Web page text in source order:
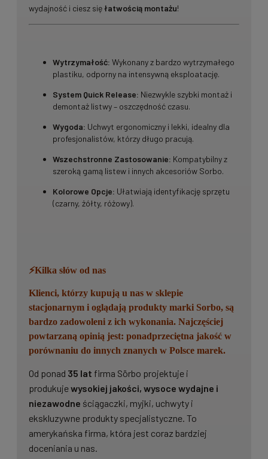
wydajność i ciesz sięłatwością montażu!
Wytrzymałość: Wykonany z bardzo wytrzymałego
plastiku, odporny na intensywną eksploatację.
System Quick Release: Niezwykle szybki montaż i
demontaż listwy – oszczędność czasu.
Wygoda: Uchwyt ergonomiczny i lekki, idealny dla
profesjonalistów, którzy długo pracują.
Wszechstronne Zastosowanie: Kompatybilny z
szeroką gamą listew i innych akcesoriów Sorbo.
Kolorowe Opcje: Ułatwiają identyfikację sprzętu
(czarny, żółty, różowy).
⚡Kilka słów od nas
Klienci, którzy kupują u nas w sklepie
stacjonarnym i oglądają produkty marki Sorbo, są
bardzo zadowoleni z ich wykonania. Najczęściej
powtarzaną opinią jest: ponadprzeciętna jakość w
porównaniu do innych znanych w Polsce marek.
Od ponad 35 lat firma Sörbo projektuje i
produkujewysokiej jakości, wysoce wydajne i
niezawodne ściągaczki, myjki, uchwyty i
ekskluzywne produkty specjalistyczne. To
amerykańska firma, która jest coraz bardziej
doceniania u nas.